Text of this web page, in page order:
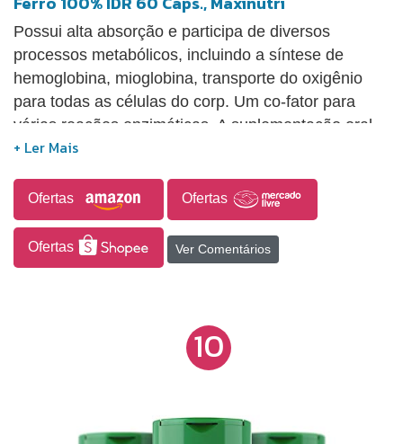
Possui alta absorção e participa de diversos
processos metabólicos, incluindo a síntese de
hemoglobina, mioglobina, transporte do oxigênio
para todas as células do corp. Um co-fator para
várias reações enzimáticas. A suplementação oral
com ferro melhora os níveis de hemoglobina e
no pós-parto.
Ofertas Ofertas
Ofertas Ver Comentários
10